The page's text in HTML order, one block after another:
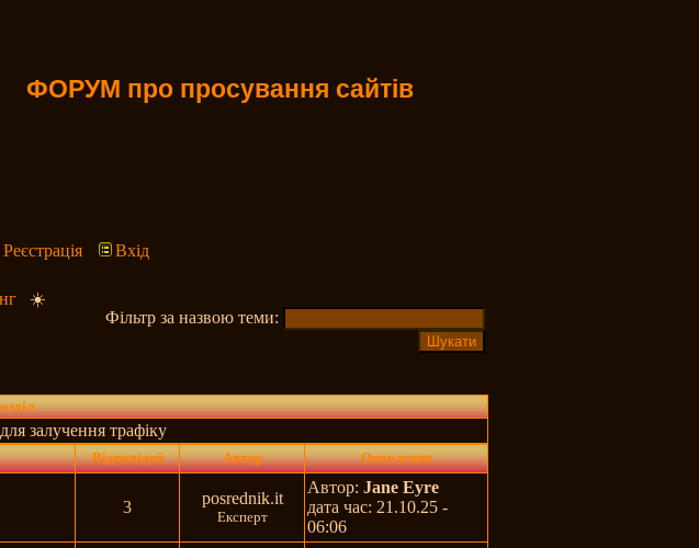
ФОРУМ про просування сайтів
Реєстрація
Вхід
☀️
Фільтр за назвою теми:
залучення трафіку
Відповідей Автор Оновлення
3 posrednik.it
Експерт
Автор:Jane Eyre
дата час: 21.10.25 -
06:06